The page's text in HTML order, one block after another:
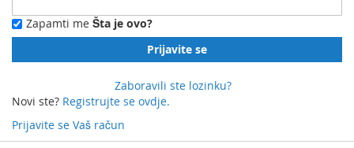
Zapamti me Šta je ovo?
Prijavite se
Zaboravili ste lozinku?
Novi ste? Registrujte se ovdje.
Prijavite se Vaš račun
Preskočite